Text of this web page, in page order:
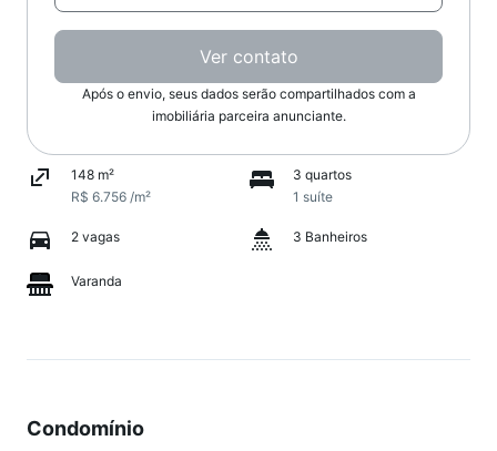
Ver contato
Após o envio, seus dados serão compartilhados com a
imobiliária parceira anunciante.
148 m²
R$ 6.756 /m²
3 quartos
1 suíte
2 vagas 3 Banheiros
Varanda
Condomínio